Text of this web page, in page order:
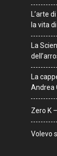
L’arte
la vita
La
La
Andrea
Zero K
Volevo